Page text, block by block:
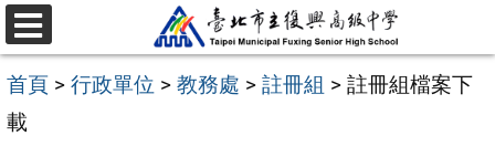
跳
至
主
要
選
單
首頁 > 行政單位 > 教務處 > 註冊組 > 註冊組檔案下
載